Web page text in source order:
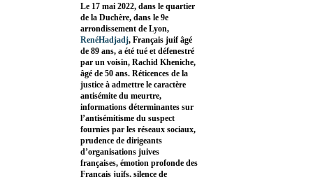
Le 17 mai 2022, dans le quartier
de la Duchère, dans le 9e
arrondissement de Lyon,
RenéHadjadj, Français juif âgé
de 89 ans, a été tué et défenestré
par un voisin, Rachid Kheniche,
âgé de 50 ans. Réticences de la
justice à admettre le caractère
antisémite du meurtre,
informations déterminantes sur
l’antisémitisme du suspect
fournies par les réseaux sociaux,
prudence de dirigeants
d’organisations juives
françaises, émotion profonde des
Français juifs, silence de